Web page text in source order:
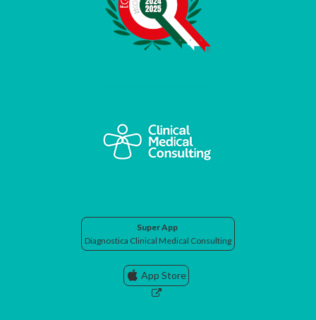
Super App
Diagnostica Clinical Medical Consulting
App Store